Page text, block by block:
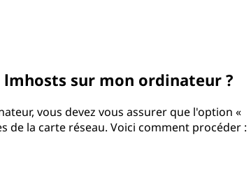
sur mon ordinateur ?
vous devez vous assurer que l'option «
de la carte réseau. Voici comment procéder :